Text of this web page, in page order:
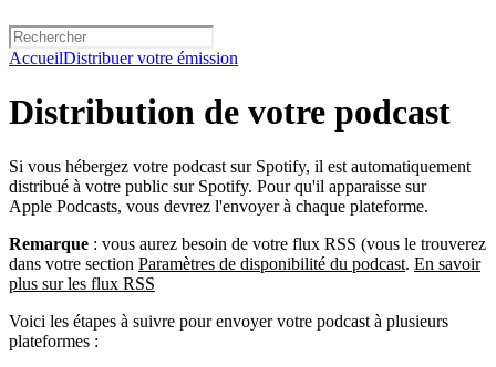
AccueilDistribuer votre émission
Distribution de votre podcast
Si vous hébergez votre podcast sur Spotify, il est automatiquement
distribué à votre public sur Spotify. Pour qu'il apparaisse sur
Apple Podcasts, vous devrez l'envoyer à chaque plateforme.
Remarque : vous aurez besoin de votre flux RSS (vous le trouverez
dans votre section Paramètres de disponibilité du podcast. En savoir
plus sur les flux RSS
Voici les étapes à suivre pour envoyer votre podcast à plusieurs
plateformes :